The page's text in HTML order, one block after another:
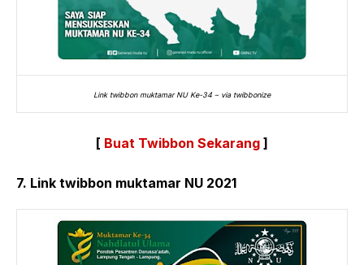
Link twibbon muktamar NU Ke-34 – via twibbonize
[ Buat Twibbon Sekarang ]
7. Link twibbon muktamar NU 2021